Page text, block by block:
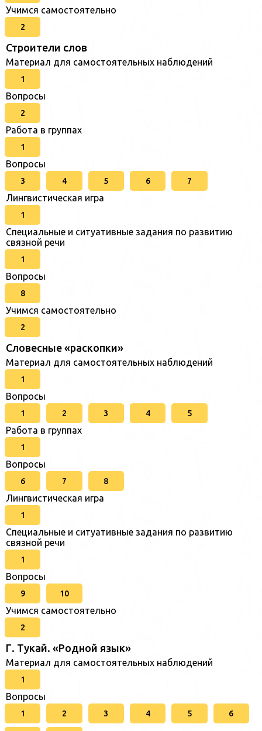
Учимся самостоятельно
2
Строители слов
Материал для самостоятельных наблюдений
1
Вопросы
2
Работа в группах
1
Вопросы
3 4 5 6 7
Лингвистическая игра
1
Специальные и ситуативные задания по развитию
связной речи
1
Вопросы
8
Учимся самостоятельно
2
Словесные «раскопки»
Материал для самостоятельных наблюдений
1
Вопросы
1 2 3 4 5
Работа в группах
1
Вопросы
6 7 8
Лингвистическая игра
1
Специальные и ситуативные задания по развитию
связной речи
1
Вопросы
9 10
Учимся самостоятельно
2
Г. Тукай. «Родной язык»
Материал для самостоятельных наблюдений
1
Вопросы
1 2 3 4 5 6